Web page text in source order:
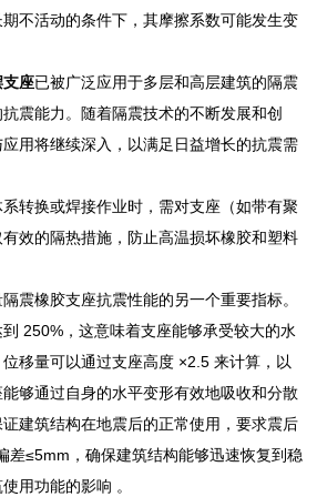
不活动的条件下，其摩擦系数可能发生变
支座已被广泛应用于多层和高层建筑的隔震
震能力。随着隔震技术的不断发展和创
用将继续深入，以满足日益增长的抗震需
转换或焊接作业时，需对支座（如带有聚
效的隔热措施，防止高温损坏橡胶和塑料
震橡胶支座抗震性能的另一个重要指标。
250%，这意味着支座能够承受较大的水
移量可以通过支座高度 ×2.5 来计算，以
够通过自身的水平变形有效地吸收和分散
建筑结构在地震后的正常使用，要求震后
差≤5mm，确保建筑结构能够迅速恢复到稳
用功能的影响 。